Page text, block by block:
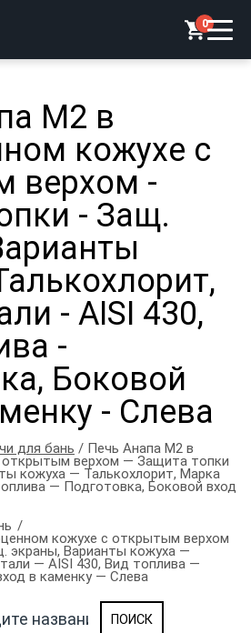
0
М2 в
кожухе с
верхом -
- Защ.
- AISI 430,
-
Боковой
- Слева
для бань / Печь Анапа М2 в
открытым верхом — Защита топки
кожуха — Талькохлорит, Марка
— Подготовка, Боковой вход
кожухе с открытым верхом
Варианты кожуха —
— AISI 430, Вид топлива —
в каменку — Слева